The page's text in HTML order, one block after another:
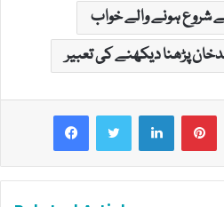
ہونے والے خواب
پڑھنا دیکھنے کی تعبیر
LinkedIn